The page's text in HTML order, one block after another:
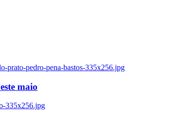
prato-pedro-pena-bastos-335x256.jpg
maio
335x256.jpg